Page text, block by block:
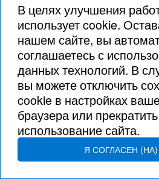
© Goltsov Sergey, 2002 – 2026
В целях улучшения
использует cookie.
нашем сайте, вы
соглашаетесь с
данных технологий. В
вы можете отключить
cookie в настройках
браузера или прекратить
использование сайта.
Я СОГЛАСЕН (НА)